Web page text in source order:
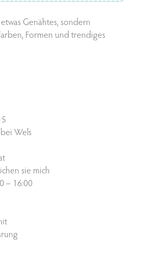
Genähtes, sondern
Formen und trendiges
Wels
sie mich
– 16:00